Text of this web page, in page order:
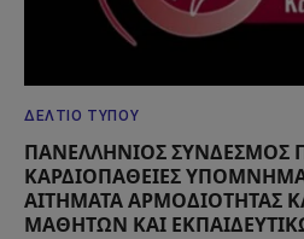
ΔΕΛΤΊΟ ΤΎΠΟΥ
ΠΑΝΕΛΛΗΝΙΟΣ ΣΥΝΔΕΣΜΟΣ
ΚΑΡΔΙΟΠΑΘΕΙΕΣ
ΑΙΤΗΜΑΤΑ ΑΡΜΟΔΙΟΤΗΤΑΣ
ΜΑΘΗΤΩΝ ΚΑΙ